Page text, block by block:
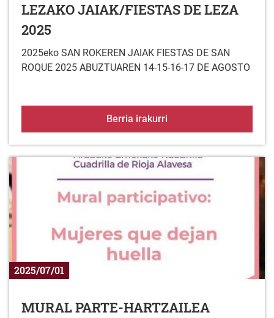
LEZAKO JAIAK/FIESTAS DE LEZA
2025
2025eko SAN ROKEREN JAIAK FIESTAS DE SAN
ROQUE 2025 ABUZTUAREN 14-15-16-17 DE AGOSTO
Berria irakurri
2025/07/01
MURAL PARTE-HARTZAILEA